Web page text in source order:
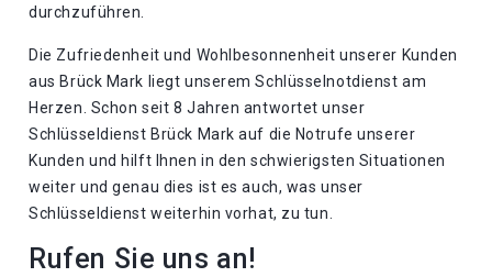
durchzuführen.
Die Zufriedenheit und Wohlbesonnenheit unserer Kunden
aus Brück Mark liegt unserem Schlüsselnotdienst am
Herzen. Schon seit 8 Jahren antwortet unser
Schlüsseldienst Brück Mark auf die Notrufe unserer
Kunden und hilft Ihnen in den schwierigsten Situationen
weiter und genau dies ist es auch, was unser
Schlüsseldienst weiterhin vorhat, zu tun.
Rufen Sie uns an!